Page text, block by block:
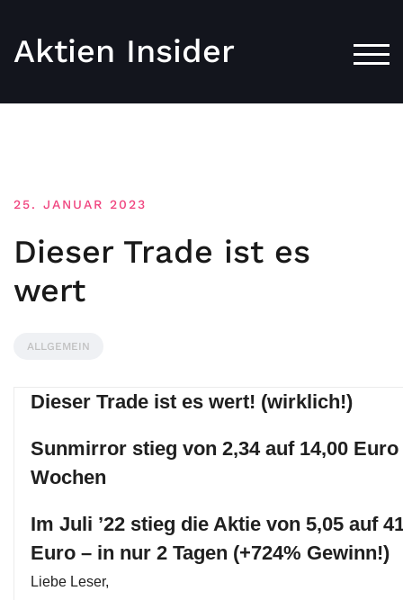
Aktien Insider
25. JANUAR 2023
Dieser Trade ist es
wert
ALLGEMEIN
Dieser Trade ist es wert! (wirklich!)
Sunmirror stieg von 2,34 auf 14,00 Euro
Wochen
Im Juli ’22 stieg die Aktie von 5,05 auf
Euro – in nur 2 Tagen (+724% Gewinn!)
Liebe Leser,